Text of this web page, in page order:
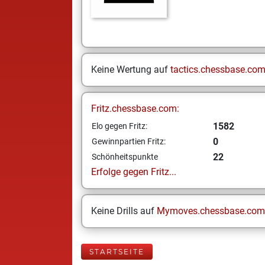
Keine Wertung auf tactics.chessbase.com
Fritz.chessbase.com:
Elo gegen Fritz: 1582
Gewinnpartien Fritz: 0
Schönheitspunkte
22
Erfolge gegen Fritz...
Keine Drills auf Mymoves.chessbase.com
STARTSEITE